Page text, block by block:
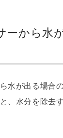
ーから水
水が出る場合
、水分を除去